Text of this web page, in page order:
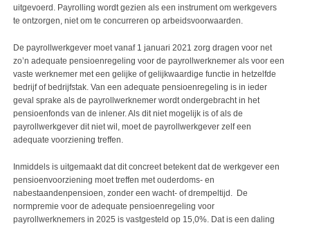
uitgevoerd. Payrolling wordt gezien als een instrument om werkgevers
te ontzorgen, niet om te concurreren op arbeidsvoorwaarden.
De payrollwerkgever moet vanaf 1 januari 2021 zorg dragen voor net
zo’n adequate pensioenregeling voor de payrollwerknemer als voor een
vaste werknemer met een gelijke of gelijkwaardige functie in hetzelfde
bedrijf of bedrijfstak. Van een adequate pensioenregeling is in ieder
geval sprake als de payrollwerknemer wordt ondergebracht in het
pensioenfonds van de inlener. Als dit niet mogelijk is of als de
payrollwerkgever dit niet wil, moet de payrollwerkgever zelf een
adequate voorziening treffen.
Inmiddels is uitgemaakt dat dit concreet betekent dat de werkgever een
pensioenvoorziening moet treffen met ouderdoms- en
nabestaandenpensioen, zonder een wacht- of drempeltijd. De
normpremie voor de adequate pensioenregeling voor
payrollwerknemers in 2025 is vastgesteld op 15,0%. Dat is een daling